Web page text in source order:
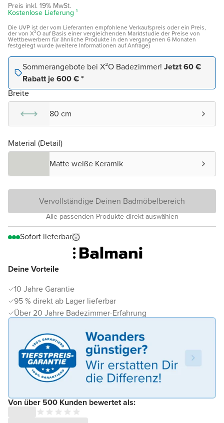
Deine Vorteile
10 Jahre Garantie
95 % direkt ab Lager lieferbar
Über 20 Jahre Badezimmer-Erfahrung
Von über 500 Kunden bewertet als:
Preis inkl. 19% MwSt.
Kostenlose Lieferung ¹
Die UVP ist der vom Lieferanten empfohlene Verkaufspreis oder ein Preis,
der von X²O auf Basis einer vergleichenden Marktstudie der Preise von
Wettbewerbern für ähnliche Produkte in den vergangenen 6 Monaten
festgelegt wurde (weitere Informationen auf Anfrage)
Sommerangebote bei X²O Badezimmer! Jetzt 60 €
Rabatt je 600 € *
Breite
80 cm
Material (Detail)
Matte weiße Keramik
Vervollständige Deinen Badmöbelbereich
Alle passenden Produkte direkt auswählen
Sofort lieferbar